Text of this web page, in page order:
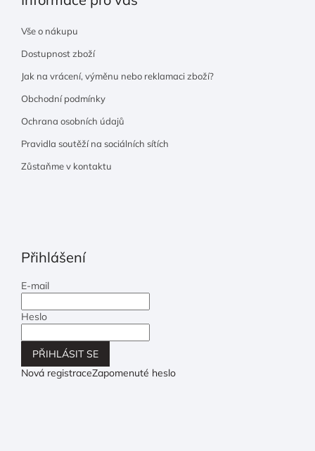
Vše o nákupu
Dostupnost zboží
Jak na vrácení, výměnu nebo reklamaci zboží?
Obchodní podmínky
Ochrana osobních údajů
Pravidla soutěží na sociálních sítích
Zůstaňme v kontaktu
Přihlášení
E-mail
Heslo
PŘIHLÁSIT SE
Nová registraceZapomenuté heslo